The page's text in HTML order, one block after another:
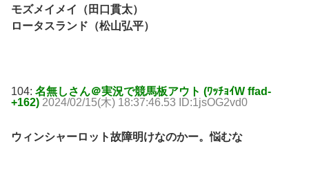
モズメイメイ（田口貫太）
ロータスランド（松山弘平）
104: 名無しさん＠実況で競馬板アウト (ﾜｯﾁｮｲW ffad-
+162) 2024/02/15(木) 18:37:46.53 ID:1jsOG2vd0
ウィンシャーロット故障明けなのかー。悩むな